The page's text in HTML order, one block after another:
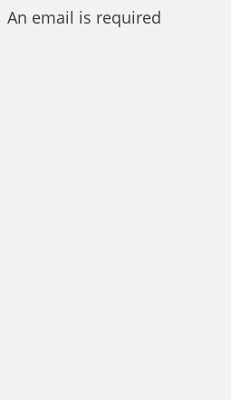
An email is required